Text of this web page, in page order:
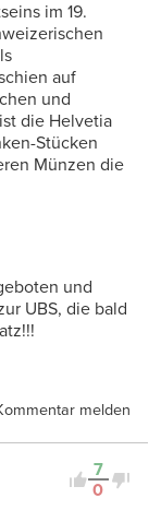
im 19.
auf
und
die Helvetia
Stücken
Münzen die
und
UBS, die bald
melden
7
0